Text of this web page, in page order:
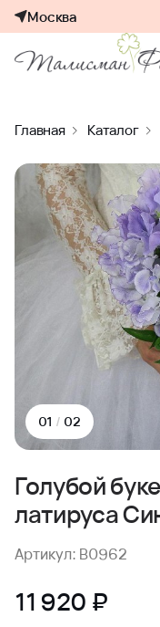
Москва
Главная Каталог
01 / 02
Голубой
латируса
Артикул: B0962
11 920 ₽